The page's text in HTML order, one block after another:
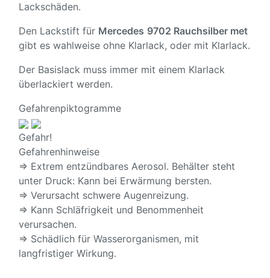
Lackschäden.
Den Lackstift für Mercedes 9702 Rauchsilber met
gibt es wahlweise ohne Klarlack, oder mit Klarlack.
Der Basislack muss immer mit einem Klarlack
überlackiert werden.
Gefahrenpiktogramme
Gefahr!
Gefahrenhinweise
⇒ Extrem entzündbares Aerosol. Behälter steht
unter Druck: Kann bei Erwärmung bersten.
⇒ Verursacht schwere Augenreizung.
⇒ Kann Schläfrigkeit und Benommenheit
verursachen.
⇒ Schädlich für Wasserorganismen, mit
langfristiger Wirkung.